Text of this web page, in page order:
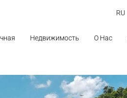
RU
Недвижимость О Нас